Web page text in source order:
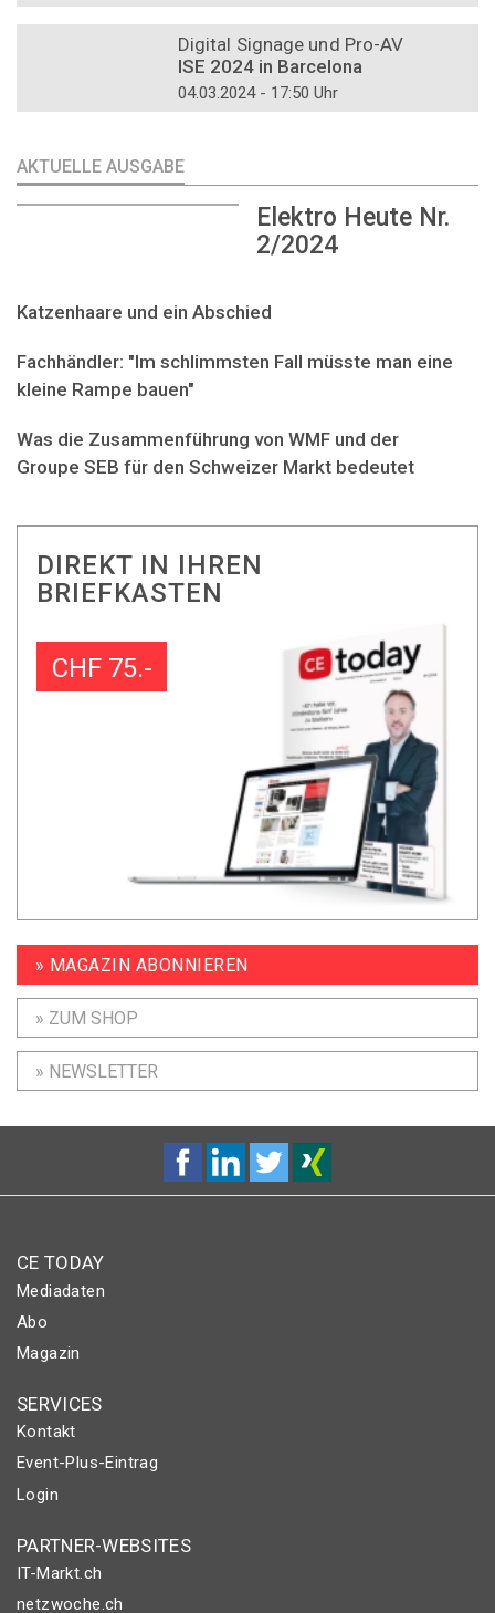
Digital Signage und Pro-AV
ISE 2024 in Barcelona
04.03.2024 - 17:50 Uhr
AKTUELLE AUSGABE
Elektro Heute Nr.
2/2024
Katzenhaare und ein Abschied
Fachhändler: "Im schlimmsten Fall müsste man eine
kleine Rampe bauen"
Was die Zusammenführung von WMF und der
Groupe SEB für den Schweizer Markt bedeutet
DIREKT IN IHREN
BRIEFKASTEN
CHF 75.-
» MAGAZIN ABONNIEREN
» ZUM SHOP
» NEWSLETTER
CE TODAY
Mediadaten
Abo
Magazin
SERVICES
Kontakt
Event-Plus-Eintrag
Login
PARTNER-WEBSITES
IT-Markt.ch
netzwoche.ch